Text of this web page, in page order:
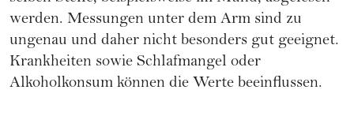
werden. Messungen unter dem Arm sind zu
ungenau und daher nicht besonders gut geeignet.
Krankheiten sowie Schlafmangel oder
Alkoholkonsum können die Werte beeinflussen.